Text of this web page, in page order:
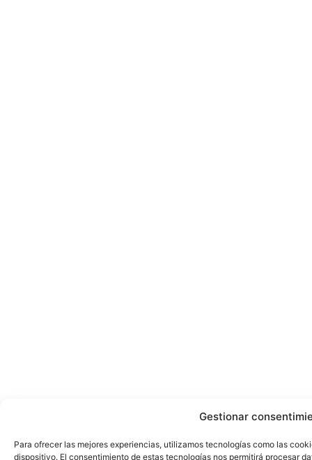
Gestionar
Para ofrecer las mejores experiencias, utilizamos tecnologías como las
dispositivo. El consentimiento de estas tecnologías nos permitirá procesar